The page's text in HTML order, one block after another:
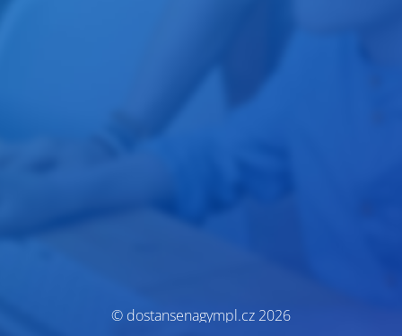
© dostansenagympl.cz 2026